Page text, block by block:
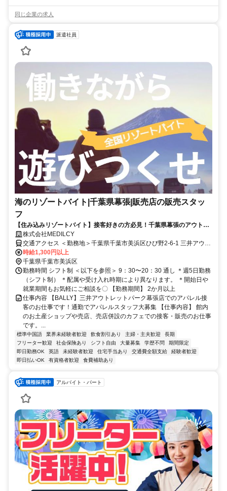
同じ企業の求人
派遣社員
海のリゾートバイト|千葉県幕張|販売店の販売スタッ
フ
【住み込みリゾートバイト】接客好きの方必見！千葉県幕張のアウトレ
ットで販売スタッフのリゾートバイト！
株式会社MEDILCY
交通アクセス ＜勤務地＞千葉県千葉市美浜区ひび野2-6-1 三井アウト
レットパーク幕張店寮完備・赴任交通費支給！◆寮完備◆日払い最大
90％対応◆最短"当日"にお仕事ご紹介
時給1,300円以上
千葉県千葉市美浜区
勤務時間 シフト制 ＜以下を参照＞ 9：30〜20：30 通し ＊週5日勤務
（シフト制） ＊配属や受け入れ時期により異なります。 ＊開始日や
就業期間もお気軽にご相談を〇 【勤務期間】 2か月以上
仕事内容 【BALLY】三井アウトレットパーク幕張店でのアパレル接
客のお仕事です！通勤でアパレルスタッフ大募集 【仕事内容】 館内
のお土産ショップや売店、売店併設のカフェでの接客・販売のお仕事
です。...
標準中国語 業界未経験者歓迎 飲食割引あり 主婦・主夫歓迎
長期
フリーター歓迎
社会保険あり シフト自由 大量募集 学歴不問
期間限定
即日勤務OK
英語 未経験者歓迎 住宅手当あり 交通費全額支給
経験者歓迎
即日払いOK
有資格者歓迎 食費補助あり
アルバイト・パート